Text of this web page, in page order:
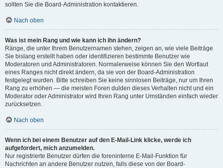
sollten Sie die Board-Administration kontaktieren.
Nach oben
Was ist mein Rang und wie kann ich ihn ändern?
Ränge, die unter Ihrem Benutzernamen stehen, zeigen an, wie viele Beiträge
Sie bislang erstellt haben oder identifizieren bestimmte Benutzer wie
Moderatoren und Administratoren. Normalerweise können Sie den Wortlaut
eines Ranges nicht direkt ändern, da sie von der Board-Administration
festgelegt wurden. Bitte schreiben Sie keine sinnlosen Beiträge, nur um Ihren
Rang zu erhöhen — die meisten Foren dulden dieses Verhalten nicht und ein
Moderator oder Administrator wird Ihren Rang unter Umständen einfach wieder
zurücksetzen.
Nach oben
Wenn ich bei einem Benutzer auf den E-Mail-Link klicke, werde ich
aufgefordert, mich anzumelden.
Nur registrierte Benutzer dürfen die foreninterne E-Mail-Funktion für
Nachrichten an andere Benutzer nutzen, falls diese von der Board-